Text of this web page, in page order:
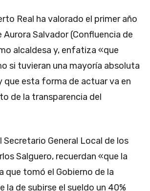
Real ha valorado el primer año
Aurora Salvador (Confluencia de
alcaldesa y, enfatiza «que
si tuvieran una mayoría absoluta
que esta forma de actuar va en
de la transparencia del
Secretario General Local de los
Salguero, recuerdan «que la
que tomó el Gobierno de la
la de subirse el sueldo un 40%